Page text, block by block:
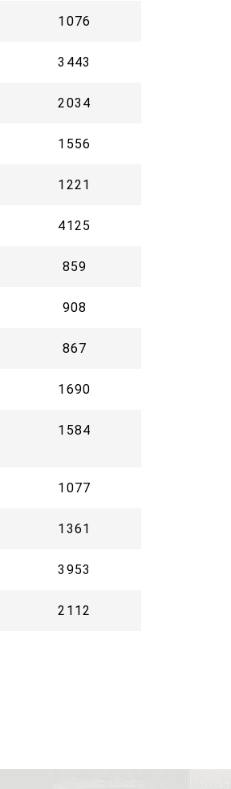
1076
3443
2034
1556
1221
4125
859
908
867
1690
1584
1077
1361
3953
2112